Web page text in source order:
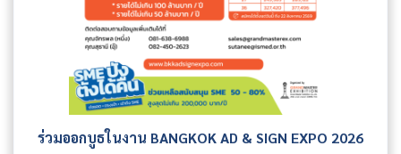
ร่วมออกบูธในงาน BANGKOK AD & SIGN EXPO 2026